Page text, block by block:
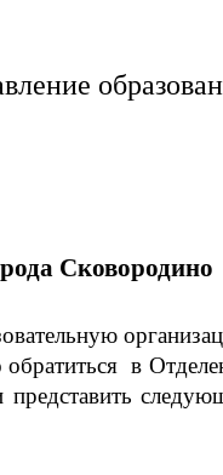
Сковородино
в